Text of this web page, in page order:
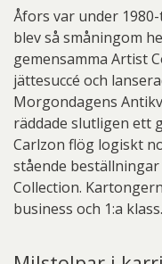
Åfors var under
blev så småningom
gemensamma Artist
jättesuccé och
Morgondagens
räddade slutligen ett
Carlzon flög logiskt
stående
Collection.
business och 1:a klass.